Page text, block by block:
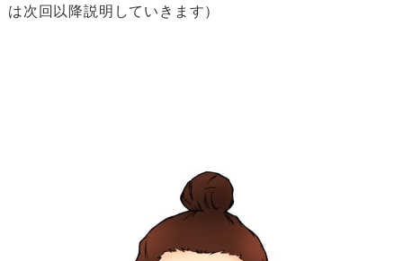
は次回以降説明していきます）